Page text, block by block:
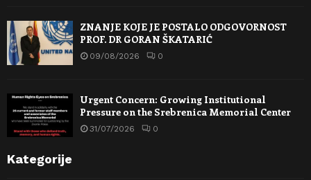
ZNANJE KOJE JE POSTALO ODGOVORNOST
PROF. DR GORAN ŠKATARIĆ
09/08/2026 0
Urgent Concern: Growing Institutional
Pressure on the Srebrenica Memorial Center
31/07/2026 0
Kategorije